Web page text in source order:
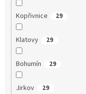
Kopřivnice 29
Klatovy 29
Bohumín 29
Jirkov 29